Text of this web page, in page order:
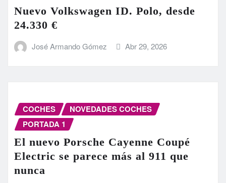
Nuevo Volkswagen ID. Polo, desde
24.330 €
José Armando Gómez Abr 29, 2026
COCHES
NOVEDADES COCHES
PORTADA 1
El nuevo Porsche Cayenne Coupé
Electric se parece más al 911 que
nunca